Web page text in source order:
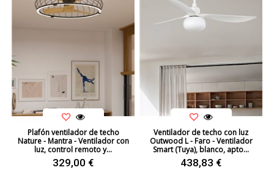
Plafón ventilador de techo
Nature - Mantra - Ventilador con
luz, control remoto y...
329,00 €
Ventilador de techo con luz
Outwood L - Faro - Ventilador
Smart (Tuya), blanco, apto...
438,83 €